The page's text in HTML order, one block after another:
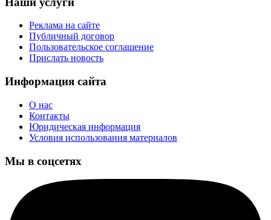
Реклама на сайте
Публичный договор
Пользовательское соглашение
Прислать новость
Информация сайта
О нас
Контакты
Юридическая информация
Условия использования материалов
Мы в соцсетях